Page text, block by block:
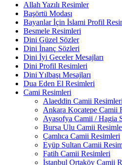
Allah Yazılı Resimler
Başörtü Modası
Bayanlar İçin İslami Profil
Besmele Resimleri
Dini Güzel Sözler
Dini İnanç Sözleri
Dini İyi Geceler Mesajları
Dini Profil Resimleri
Dini Yılbaşı Mesajları
Dua Eden El Resimleri
Cami Resimleri
Alaeddin Camii
Ankara Kocatepe Camii
Ayasofya Camii / Hagia
Bursa Ulu Camii
Çamlıca Camii Resimleri
Eyüp Sultan Camii
Fatih Camii Resimleri
İstanbul Ortaköy Camii